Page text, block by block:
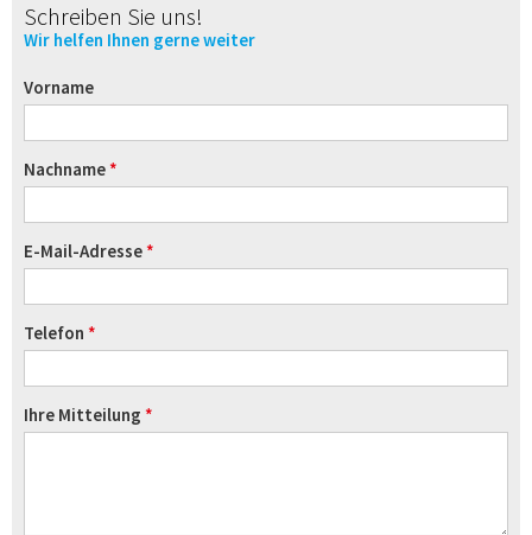
Schreiben Sie uns!
Wir helfen Ihnen gerne weiter
Vorname
Nachname
E-Mail-Adresse
Telefon
Ihre Mitteilung